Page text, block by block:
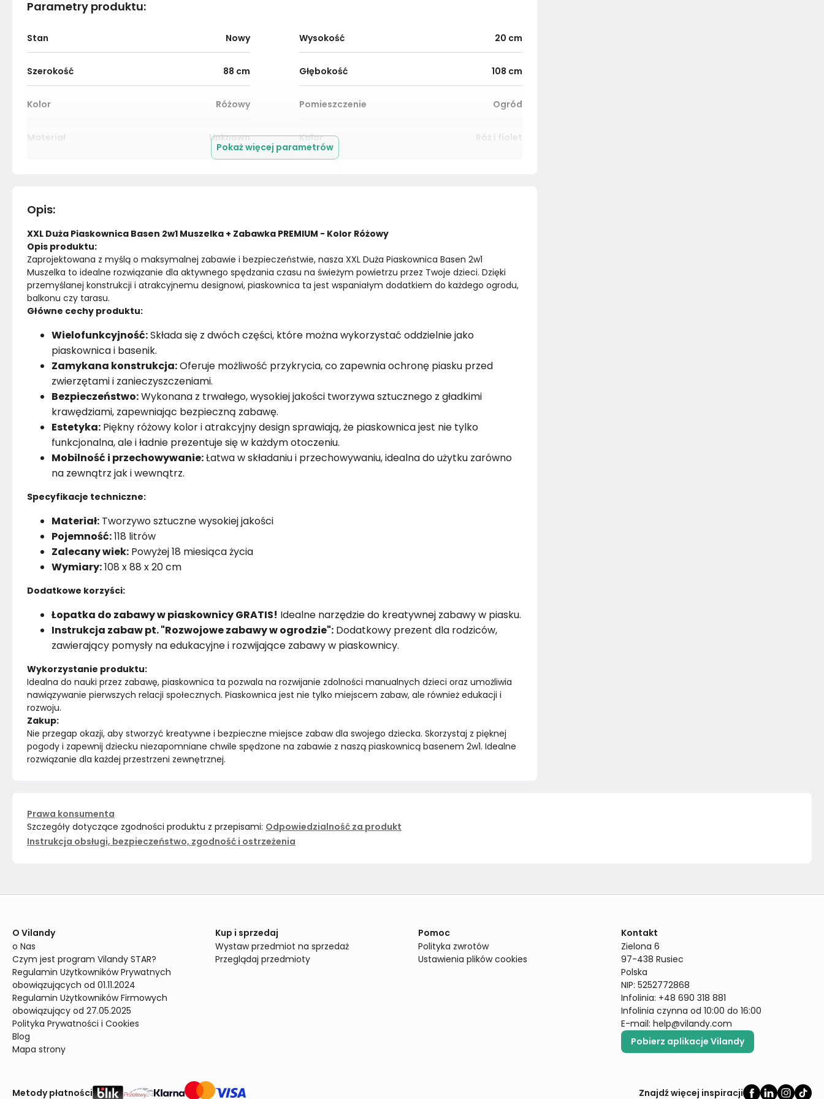
Parametry produktu:
Stan Nowy Wysokość 20 cm
Szerokość 88 cm Głębokość 108 cm
Kolor Różowy Pomieszczenie Ogród
Materiał Unknown Kolor Róż i fiolet
Pokaż więcej parametrów
Opis:
XXL Duża Piaskownica Basen 2w1 Muszelka + Zabawka PREMIUM - Kolor Różowy
Opis produktu:
Zaprojektowana z myślą o maksymalnej zabawie i bezpieczeństwie, nasza XXL Duża Piaskownica Basen 2w1
Muszelka to idealne rozwiązanie dla aktywnego spędzania czasu na świeżym powietrzu przez Twoje dzieci. Dzięki
przemyślanej konstrukcji i atrakcyjnemu designowi, piaskownica ta jest wspaniałym dodatkiem do każdego ogrodu,
balkonu czy tarasu.
Główne cechy produktu:
Wielofunkcyjność:Składa się z dwóch części, które można wykorzystać oddzielnie jako
piaskownica i basenik.
Zamykana konstrukcja:Oferuje możliwość przykrycia, co zapewnia ochronę piasku przed
zwierzętami i zanieczyszczeniami.
Bezpieczeństwo:Wykonana z trwałego, wysokiej jakości tworzywa sztucznego z gładkimi
krawędziami, zapewniając bezpieczną zabawę.
Estetyka: Piękny różowy kolor i atrakcyjny design sprawiają, że piaskownica jest nie tylko
funkcjonalna, ale i ładnie prezentuje się w każdym otoczeniu.
Mobilność i przechowywanie:Łatwa w składaniu i przechowywaniu, idealna do użytku zarówno
na zewnątrz jak i wewnątrz.
Specyfikacje techniczne:
Materiał: Tworzywo sztuczne wysokiej jakości
Pojemność:118 litrów
Zalecany wiek: Powyżej 18 miesiąca życia
Wymiary:108 x 88 x 20 cm
Dodatkowe korzyści:
Łopatka do zabawy w piaskownicy GRATIS! Idealne narzędzie do kreatywnej zabawy w piasku.
Instrukcja zabaw pt. "Rozwojowe zabawy w ogrodzie": Dodatkowy prezent dla rodziców,
zawierający pomysły na edukacyjne i rozwijające zabawy w piaskownicy.
Wykorzystanie produktu:
Idealna do nauki przez zabawę, piaskownica ta pozwala na rozwijanie zdolności manualnych dzieci oraz umożliwia
nawiązywanie pierwszych relacji społecznych. Piaskownica jest nie tylko miejscem zabaw, ale również edukacji i
rozwoju.
Zakup:
Nie przegap okazji, aby stworzyć kreatywne i bezpieczne miejsce zabaw dla swojego dziecka. Skorzystaj z pięknej
pogody i zapewnij dziecku niezapomniane chwile spędzone na zabawie z naszą piaskownicą basenem 2w1. Idealne
rozwiązanie dla każdej przestrzeni zewnętrznej.
Prawa konsumenta
Szczegóły dotyczące zgodności produktu z przepisami: Odpowiedzialność za produkt
Instrukcja obsługi, bezpieczeństwo, zgodność i ostrzeżenia
O Vilandy
o Nas
Czym jest program Vilandy STAR?
Regulamin Użytkowników Prywatnych
obowiązujących od 01.11.2024
Regulamin Użytkowników Firmowych
obowiązujący od 27.05.2025
Polityka Prywatności i Cookies
Blog
Mapa strony
Kup i sprzedaj
Wystaw przedmiot na sprzedaż
Przeglądaj przedmioty
Pomoc
Polityka zwrotów
Ustawienia plików cookies
Kontakt
Zielona 6
97-438 Rusiec
Polska
NIP: 5252772868
Infolinia: +48 690 318 881
Infolinia czynna od 10:00 do 16:00
E-mail: help@vilandy.com
Pobierz aplikacje Vilandy
Metody płatności Znajdź więcej inspiracji